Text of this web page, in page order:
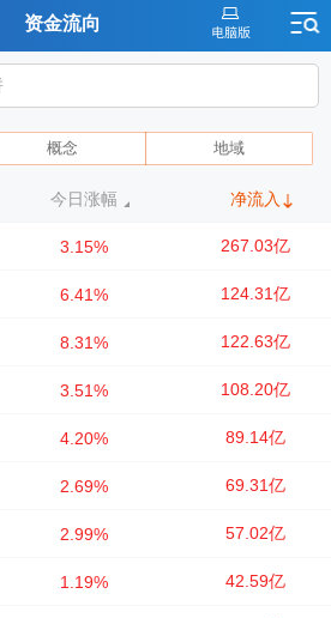
资金流向
概念 地域
今日涨幅 净流入
3.15% 267.03亿
6.41% 124.31亿
8.31% 122.63亿
3.51% 108.20亿
4.20% 89.14亿
2.69% 69.31亿
2.99% 57.02亿
1.19% 42.59亿